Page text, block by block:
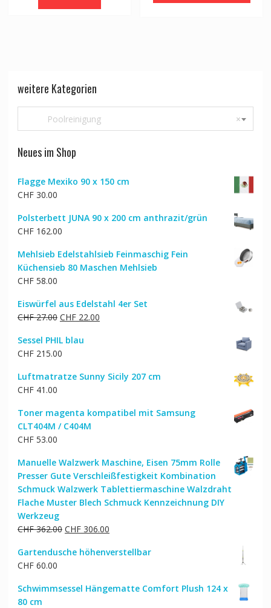
weitere Kategorien
×
Poolreinigung
Neues im Shop
Flagge Mexiko 90 x 150 cm
CHF30.00
Polsterbett JUNA 90 x 200 cm anthrazit/grün
CHF162.00
Mehlsieb Edelstahlsieb Feinmaschig Fein
Küchensieb 80 Maschen Mehlsieb
CHF58.00
Eiswürfel aus Edelstahl 4er Set
CHF27.00 Ursprünglicher
war:
CHF 27.00
CHF22.00Aktueller
Sessel PHIL blau
CHF215.00
Luftmatratze Sunny Sicily 207 cm
CHF41.00
Toner magenta kompatibel mit Samsung
CLT404M / C404M
CHF53.00
Manuelle Walzwerk Maschine, Eisen 75mm Rolle
Presser Gute Verschleißfestigkeit Kombination
Schmuck Walzwerk Tablettiermaschine Walzdraht
Flache Muster Blech Schmuck Kennzeichnung DIY
Werkzeug
CHF362.00 Ursprünglicher
war:
CHF306.00Aktueller
ist:
Gartendusche höhenverstellbar
CHF60.00
Schwimmsessel Hängematte Comfort Plush 124 x
80 cm